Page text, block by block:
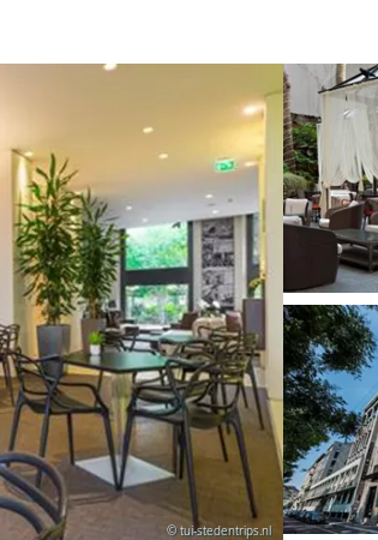
© tui-stedentrips.nl